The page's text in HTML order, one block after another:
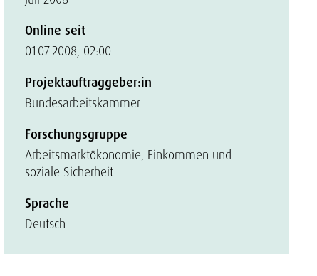
Online seit
01.07.2008, 02:00
Projektauftraggeber:in
Bundesarbeitskammer
Forschungsgruppe
Arbeitsmarktökonomie, Einkommen und
soziale Sicherheit
Sprache
Deutsch